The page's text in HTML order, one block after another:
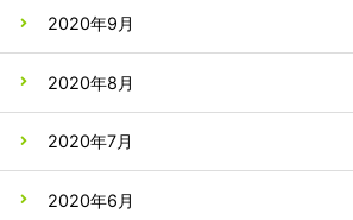
2020年9月
2020年8月
2020年7月
2020年6月